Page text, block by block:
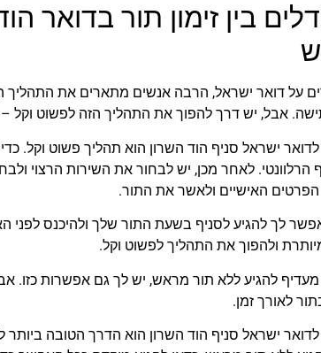
בין זימון תור בדואר
על דואר ישראל, הרבה אנשים מתארים את התהליך
אבל, יש דרך להפוך את התהליך הזה לפשוט וקל –
לדואר ישראל סניף הוד השרון הוא תהליך פשוט וקל.
הרלוונטי. לאחר מכן, יש לבחור את השירות הרצוי
הפרטים האישיים ולאשר את התור.
לך להגיע לסניף בשעת התור שלך ולהיכנס לפני
ולהפוך את התהליך לפשוט וקל.
להגיע ללא תור מראש, יש לך גם אפשרות כזו.
לאורך זמן.
לדואר ישראל סניף הוד השרון הוא הדרך הטובה